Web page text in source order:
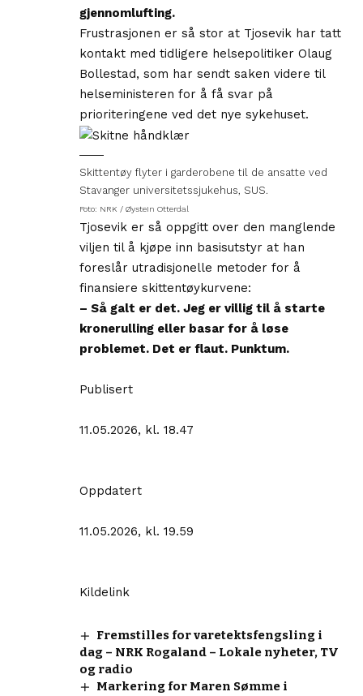
gjennomlufting.
Frustrasjonen er så stor at Tjosevik har tatt
kontakt med tidligere helsepolitiker Olaug
Bollestad, som har sendt saken videre til
helseministeren for å få svar på
prioriteringene ved det nye sykehuset.
Skittentøy flyter i garderobene til de ansatte ved
Stavanger universitetssjukehus, SUS.
Foto: NRK / Øystein Otterdal
Tjosevik er så oppgitt over den manglende
viljen til å kjøpe inn basisutstyr at han
foreslår utradisjonelle metoder for å
finansiere skittentøykurvene:
– Så galt er det. Jeg er villig til å starte
kronerulling eller basar for å løse
problemet. Det er flaut. Punktum.
Publisert
11.05.2026, kl. 18.47
Oppdatert
11.05.2026, kl. 19.59
Kildelink
Fremstilles for varetektsfengsling i
dag – NRK Rogaland – Lokale nyheter, TV
og radio
Markering for Maren Sømme i